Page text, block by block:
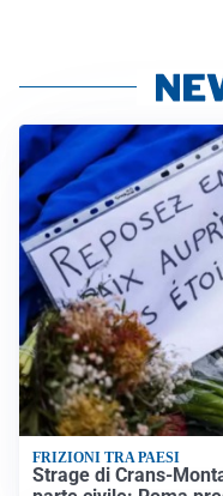
FRIZIONI TRA PAESI
Strage di Crans-